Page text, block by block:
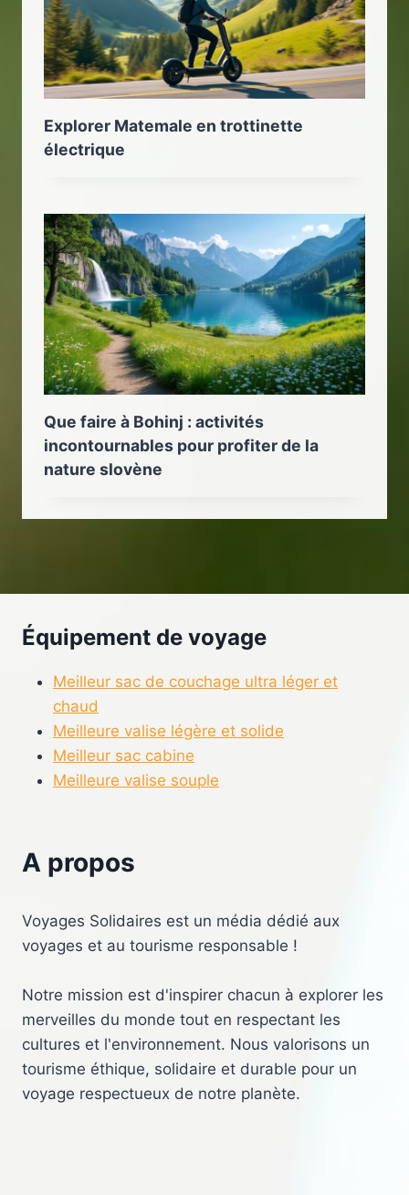
Explorer Matemale en trottinette
électrique
Que faire à Bohinj : activités
incontournables pour profiter de la
nature slovène
Équipement de voyage
Meilleur sac de couchage ultra léger et
chaud
Meilleure valise légère et solide
Meilleur sac cabine
Meilleure valise souple
A propos
Voyages Solidaires est un média dédié aux
voyages et au tourisme responsable !
Notre mission est d'inspirer chacun à explorer les
merveilles du monde tout en respectant les
cultures et l'environnement. Nous valorisons un
tourisme éthique, solidaire et durable pour un
voyage respectueux de notre planète.